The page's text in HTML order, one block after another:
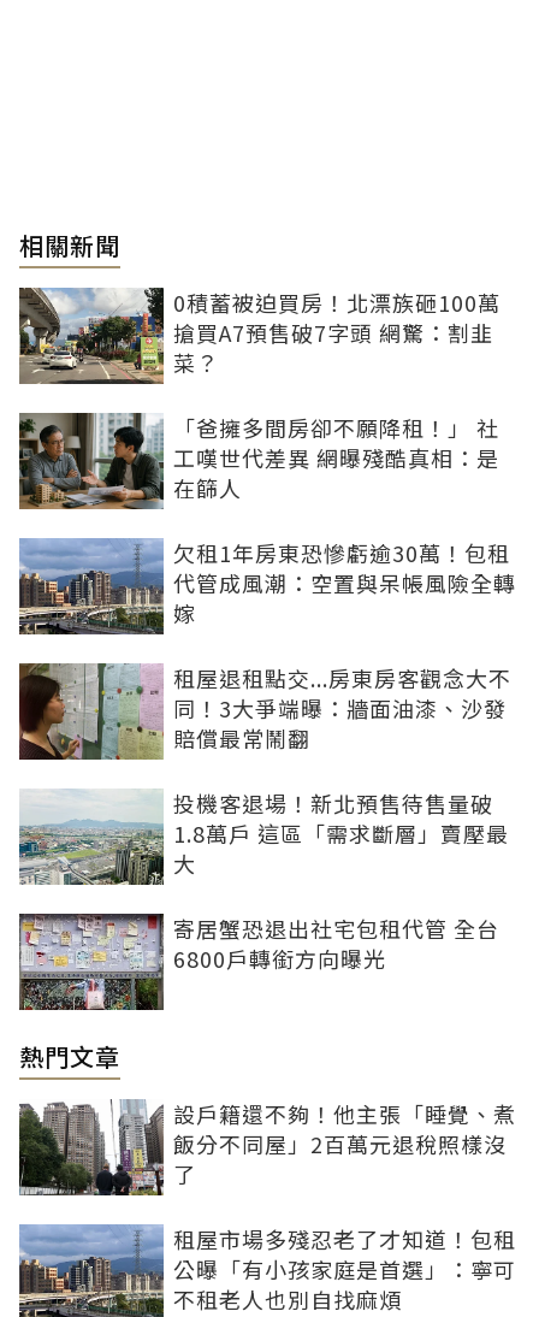
相關新聞
0積蓄被迫買房！北漂族砸100萬
搶買A7預售破7字頭 網驚：割韭
菜？
「爸擁多間房卻不願降租！」 社
工嘆世代差異 網曝殘酷真相：是
在篩人
欠租1年房東恐慘虧逾30萬！包租
代管成風潮：空置與呆帳風險全轉
嫁
租屋退租點交...房東房客觀念大不
同！3大爭端曝：牆面油漆、沙發
賠償最常鬧翻
投機客退場！新北預售待售量破
1.8萬戶 這區「需求斷層」賣壓最
大
寄居蟹恐退出社宅包租代管 全台
6800戶轉銜方向曝光
熱門文章
設戶籍還不夠！他主張「睡覺、煮
飯分不同屋」2百萬元退稅照樣沒
了
租屋市場多殘忍老了才知道！包租
公曝「有小孩家庭是首選」：寧可
不租老人也別自找麻煩